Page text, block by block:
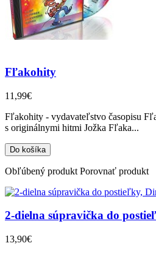
Fľakohity
11,99€
Fľakohity - vydavateľstvo časopisu
s originálnymi hitmi Jožka Fľaka...
Obľúbený produkt Porovnať produkt
2-dielna súpravička do
13,90€